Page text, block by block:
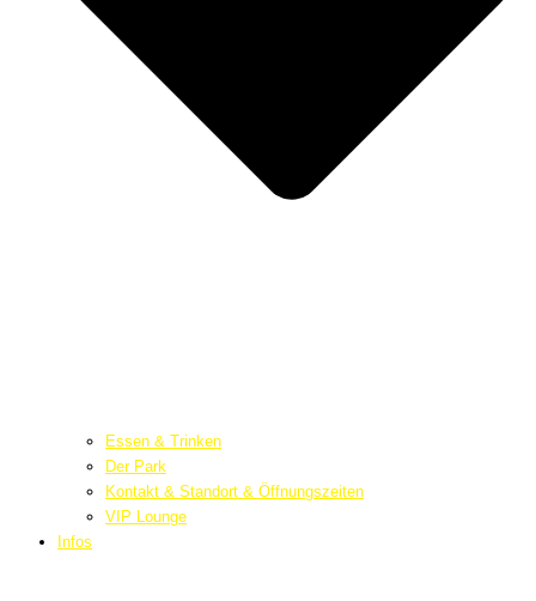
Essen & Trinken
Der Park
Kontakt & Standort & Öffnungszeiten
VIP Lounge
Infos